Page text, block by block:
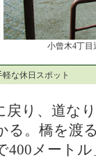
小曾木4丁目
な休日スポット
戻り、道な
る。橋を渡
400メート